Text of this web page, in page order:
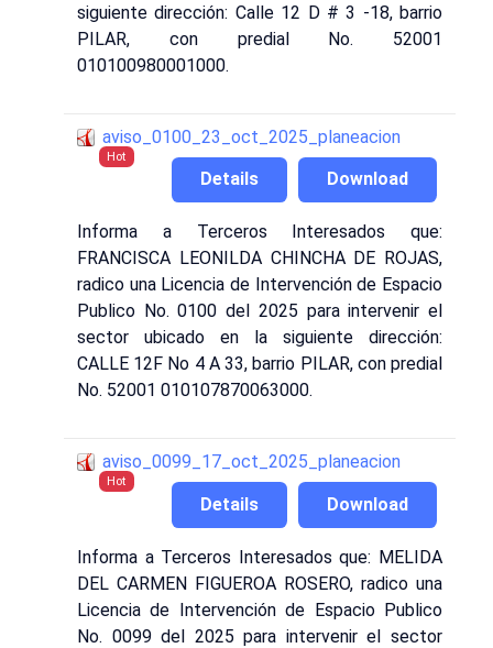
siguiente dirección: Calle 12 D # 3 -18, barrio
PILAR, con predial No. 52001
010100980001000.
aviso_0100_23_oct_2025_planeacion
Hot
Download
Details
Informa a Terceros Interesados que:
FRANCISCA LEONILDA CHINCHA DE ROJAS,
radico una Licencia de Intervención de Espacio
Publico No. 0100 del 2025 para intervenir el
sector ubicado en la siguiente dirección:
CALLE 12F No 4 A 33, barrio PILAR, con predial
No. 52001 010107870063000.
aviso_0099_17_oct_2025_planeacion
Hot
Download
Details
Informa a Terceros Interesados que: MELIDA
DEL CARMEN FIGUEROA ROSERO, radico una
Licencia de Intervención de Espacio Publico
No. 0099 del 2025 para intervenir el sector